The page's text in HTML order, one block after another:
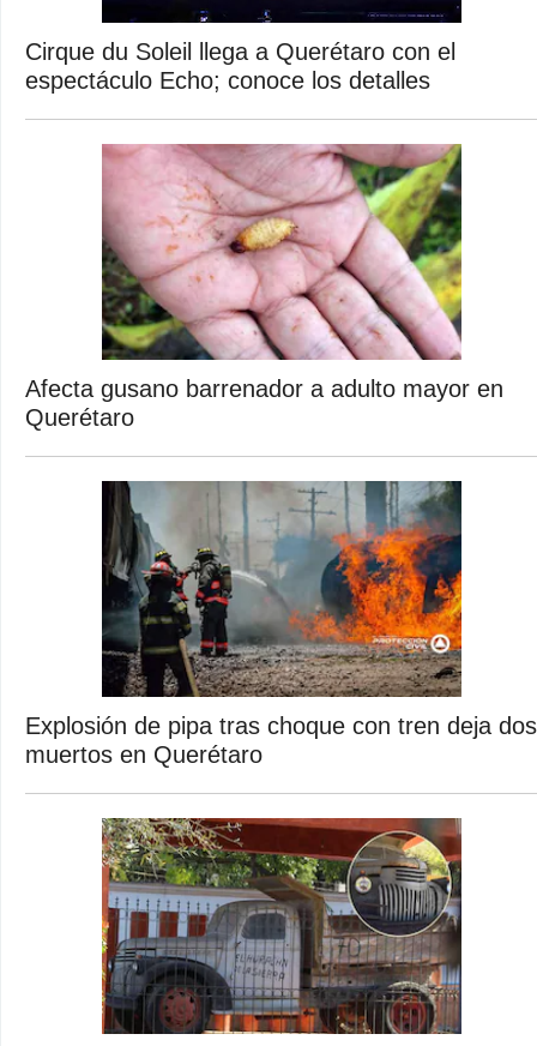
Cirque du Soleil llega a Querétaro con el
espectáculo Echo; conoce los detalles
Afecta gusano barrenador a adulto mayor en
Querétaro
Explosión de pipa tras choque con tren deja dos
muertos en Querétaro